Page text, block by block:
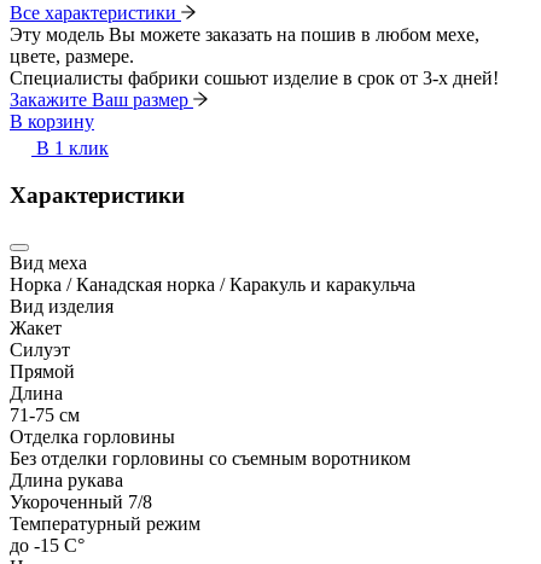
Все характеристики
Эту модель Вы можете заказать на пошив в любом мехе,
цвете, размере.
Специалисты фабрики сошьют изделие в срок от 3-х дней!
Закажите Ваш размер
В корзину
В 1 клик
Характеристики
Вид меха
Норка / Канадская норка / Каракуль и каракульча
Вид изделия
Жакет
Силуэт
Прямой
Длина
71-75 см
Отделка горловины
Без отделки горловины со съемным воротником
Длина рукава
Укороченный 7/8
Температурный режим
до -15 С°